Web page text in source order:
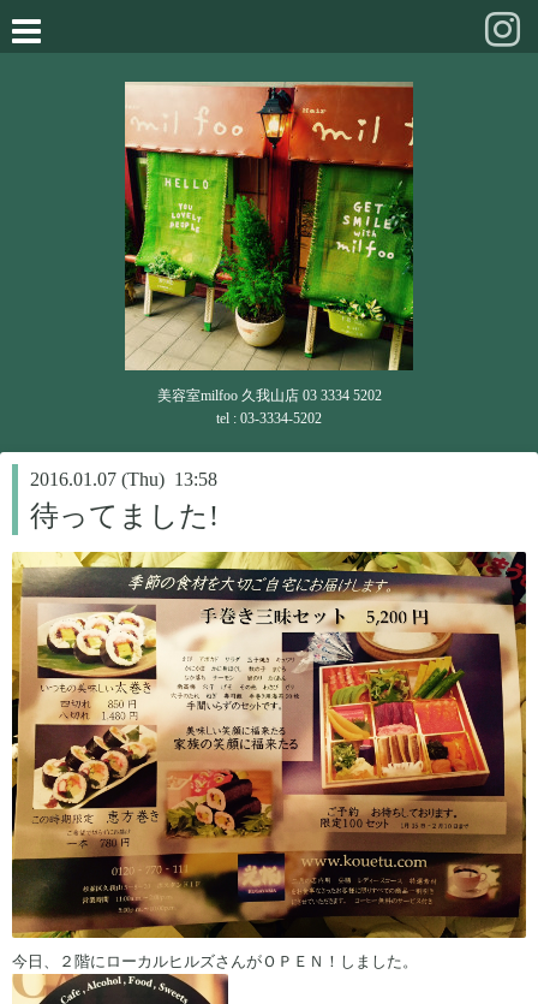
美容室milfoo 久我山店 03 3334 5202
tel : 03-3334-5202
2016.01.07 (Thu) 13:58
待ってました!
今日、２階にローカルヒルズさんがＯＰＥＮ！しました。